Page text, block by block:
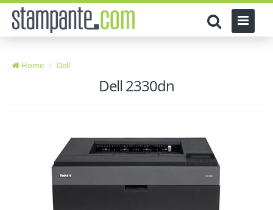
Home Dell
Dell 2330dn